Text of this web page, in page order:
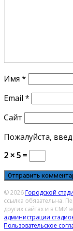
Имя *
Email *
Сайт
Пожалуйста,
2 × 5 =
© 2026Городской
ссылка обязательна.
других сайтах и в
администрации
Пользовательское